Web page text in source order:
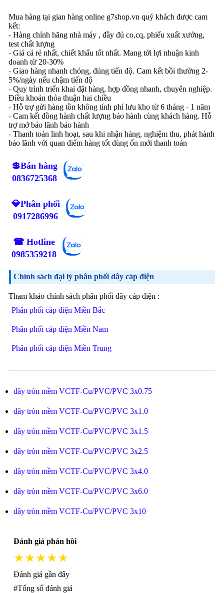
Mua hàng tại gian hàng online g7shop.vn quý khách được cam
kết:
- Hàng chính hãng nhà máy , đầy đủ co,cq, phiếu xuất xưởng,
test chất lượng
- Giá cả rẻ nhất, chiết khấu tốt nhất. Mang tới lợi nhuận kinh
doanh từ 20-30%
- Giao hàng nhanh chóng, đúng tiến độ. Cam kết bồi thường 2-
5%/ngày nếu chậm tiến độ
- Quy trình triển khai đặt hàng, hợp đồng nhanh, chuyên nghiệp.
Điều khoản thỏa thuận hai chiều
- Hỗ trợ gửi hàng tồn không tính phí lưu kho từ 6 tháng - 1 năm
- Cam kết đồng hành chất lượng bảo hành cùng khách hàng. Hỗ
trợ mở bảo lãnh bảo hành
- Thanh toán linh hoạt, sau khi nhận hàng, nghiệm thu, phát hành
bảo lãnh với quan điểm hàng tốt dùng ổn mới thanh toán
💲Bán hàng
0836725368
💎Phân phối
0917286996
☎ Hotline
0985359218
Chính sách đại lý phân phối dây cáp điện
Tham khảo chính sách phân phối dây cáp điện :
Phân phối cáp điện Miền Bắc
Phân phối cáp điện Miền Nam
Phân phối cáp điện Miền Trung
dây tròn mềm VCTF-Cu/PVC/PVC 3x0.75
dây tròn mềm VCTF-Cu/PVC/PVC 3x1.0
dây tròn mềm VCTF-Cu/PVC/PVC 3x1.5
dây tròn mềm VCTF-Cu/PVC/PVC 3x2.5
dây tròn mềm VCTF-Cu/PVC/PVC 3x4.0
dây tròn mềm VCTF-Cu/PVC/PVC 3x6.0
dây tròn mềm VCTF-Cu/PVC/PVC 3x10
Đánh giá phản hồi
★★★★★
Đánh giá gần đây
#Tổng số đánh giá